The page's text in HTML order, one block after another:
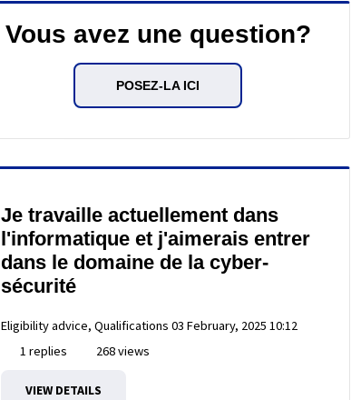
Vous avez une question?
POSEZ-LA ICI
Je travaille actuellement dans
l'informatique et j'aimerais entrer
dans le domaine de la cyber-
sécurité
Eligibility advice, Qualifications 03 February, 2025 10:12
1 replies
268 views
VIEW DETAILS